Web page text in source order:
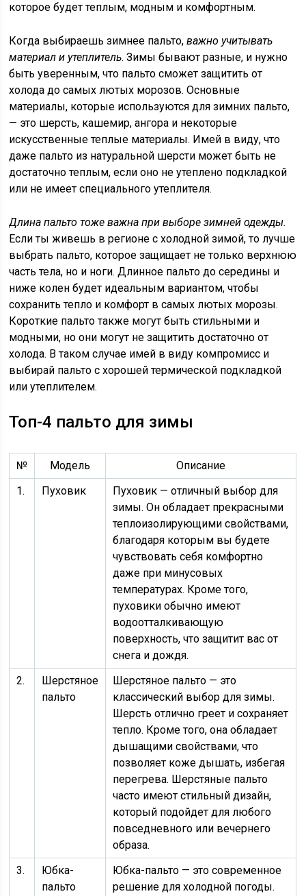
которое будет теплым, модным и комфортным.
Когда выбираешь зимнее пальто,важно учитывать
материал и утеплитель. Зимы бывают разные, и нужно
быть уверенным, что пальто сможет защитить от
холода до самых лютых морозов. Основные
материалы, которые используются для зимних пальто,
— это шерсть, кашемир, ангора и некоторые
искусственные теплые материалы. Имей в виду, что
даже пальто из натуральной шерсти может быть не
достаточно теплым, если оно не утеплено подкладкой
или не имеет специального утеплителя.
Длина пальто тоже важна при выборе зимней одежды.
Если ты живешь в регионе с холодной зимой, то лучше
выбрать пальто, которое защищает не только верхнюю
часть тела, но и ноги. Длинное пальто до середины и
ниже колен будет идеальным вариантом, чтобы
сохранить тепло и комфорт в самых лютых морозы.
Короткие пальто также могут быть стильными и
модными, но они могут не защитить достаточно от
холода. В таком случае имей в виду компромисс и
выбирай пальто с хорошей термической подкладкой
или утеплителем.
Топ-4 пальто для зимы
№ Модель
Описание
1.
Пуховик
Пуховик — отличный выбор для
зимы. Он обладает прекрасными
теплоизолирующими свойствами,
благодаря которым вы будете
чувствовать себя комфортно
даже при минусовых
температурах. Кроме того,
пуховики обычно имеют
водоотталкивающую
поверхность, что защитит вас от
снега и дождя.
2.
Шерстяное
пальто
Шерстяное пальто — это
классический выбор для зимы.
Шерсть отлично греет и сохраняет
тепло. Кроме того, она обладает
дышащими свойствами, что
позволяет коже дышать, избегая
перегрева. Шерстяные пальто
часто имеют стильный дизайн,
который подойдет для любого
повседневного или вечернего
образа.
3.
Юбка-
пальто
Юбка-пальто — это современное
решение для холодной погоды.